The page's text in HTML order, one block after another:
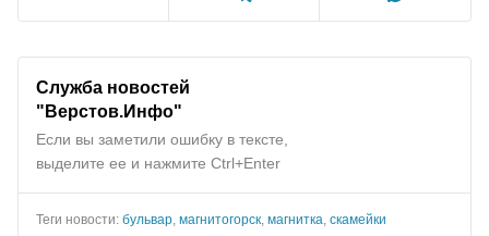
Служба новостей
"Верстов.Инфо"
Если вы заметили ошибку в тексте,
выделите ее и нажмите Ctrl+Enter
Теги новости: бульвар, магнитогорск, магнитка, скамейки